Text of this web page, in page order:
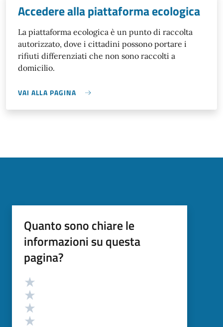
Accedere alla piattaforma ecologica
La piattaforma ecologica è un punto di raccolta
autorizzato, dove i cittadini possono portare i
rifiuti differenziati che non sono raccolti a
domicilio.
VAI ALLA PAGINA
Quanto sono chiare le
informazioni su questa
pagina?
Valutazione